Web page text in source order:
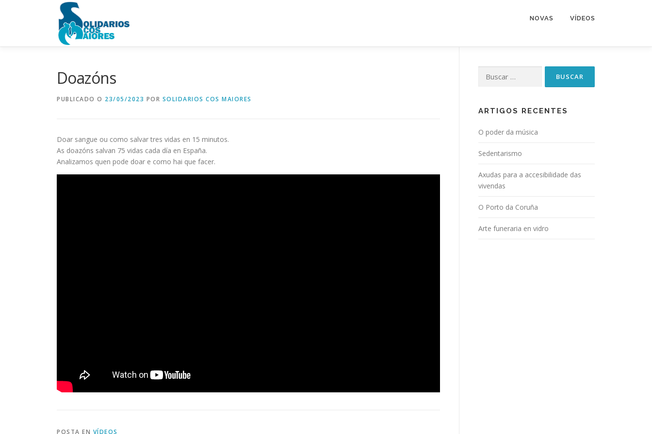
NOVAS VÍDEOS
Doazóns
PUBLICADO O 23/05/2023 POR SOLIDARIOS COS MAIORES
Doar sangue ou como salvar tres vidas en 15 minutos.
As doazóns salvan 75 vidas cada día en España.
Analizamos quen pode doar e como hai que facer.
POSTA EN VÍDEOS
ARTIGOS RECENTES
O poder da música
Sedentarismo
Axudas para a accesibilidade das
vivendas
O Porto da Coruña
Arte funeraria en vidro